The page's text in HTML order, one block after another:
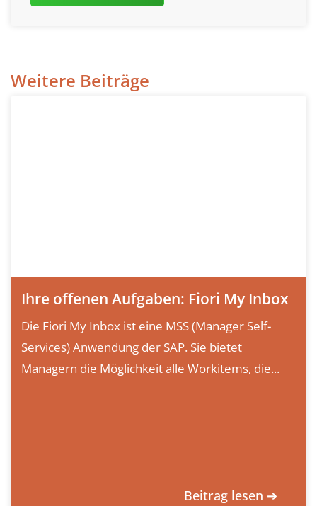
Weitere Beiträge
Ihre offenen Aufgaben: Fiori My Inbox
Die Fiori My Inbox ist eine MSS (Manager Self-
Services) Anwendung der SAP. Sie bietet
Managern die Möglichkeit alle Workitems, die...
Beitrag lesen ➔